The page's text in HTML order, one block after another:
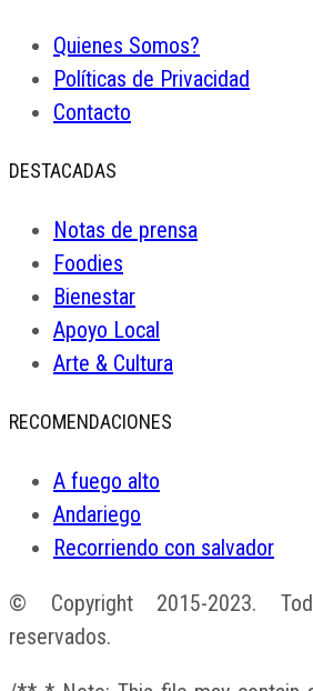
Quienes Somos?
Políticas de Privacidad
Contacto
DESTACADAS
Notas de prensa
Foodies
Bienestar
Apoyo Local
Arte & Cultura
RECOMENDACIONES
A fuego alto
Andariego
Recorriendo con salvador
© Copyright 2015-2023.
reservados.